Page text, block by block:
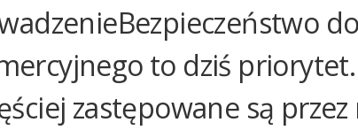
to dziś
zastępowane są